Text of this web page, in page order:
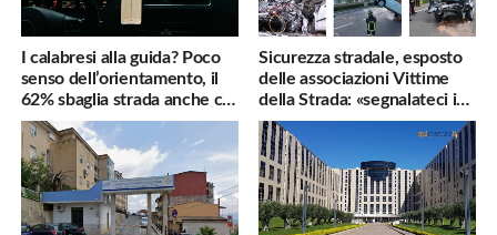
I calabresi alla guida? Poco
senso dell’orientamento, il
62% sbaglia strada anche col
navigatore
Sicurezza stradale, esposto
delle associazioni Vittime
della Strada: «segnalateci i
pericoli, interverremo
subito»